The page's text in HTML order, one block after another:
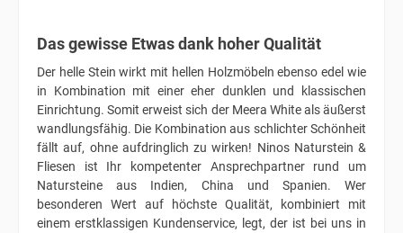
Das gewisse Etwas dank hoher Qualität
Der helle Stein wirkt mit hellen Holzmöbeln ebenso edel wie
in Kombination mit einer eher dunklen und klassischen
Einrichtung. Somit erweist sich der Meera White als äußerst
wandlungsfähig. Die Kombination aus schlichter Schönheit
fällt auf, ohne aufdringlich zu wirken! Ninos Naturstein &
Fliesen ist Ihr kompetenter Ansprechpartner rund um
Natursteine aus Indien, China und Spanien. Wer
besonderen Wert auf höchste Qualität, kombiniert mit
einem erstklassigen Kundenservice, legt, der ist bei uns in